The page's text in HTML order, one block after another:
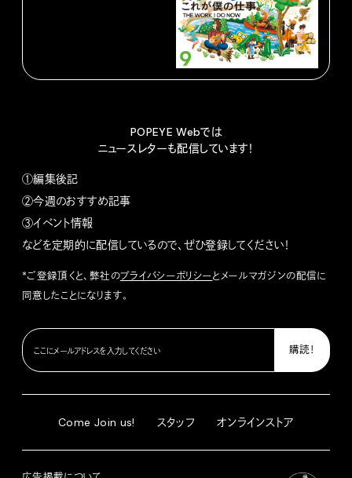
POPEYE Webでは
ニュースレターも配信しています！
①編集後記
②今週のおすすめ記事
③イベント情報
などを定期的に配信しているので、ぜひ登録してください！
*ご登録頂くと、弊社のプライバシーポリシーとメールマガジンの配信に
同意したことになります。
Come Join us! スタッフ オンラインストア